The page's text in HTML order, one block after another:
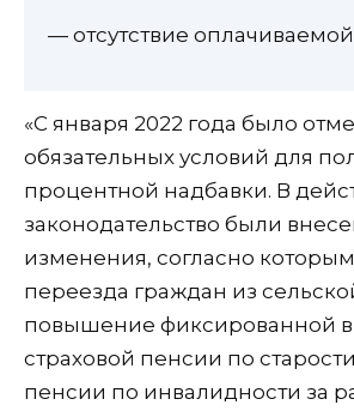
— отсутствие
«С января 2022 года было
обязательных условий для
процентной надбавки. В
законодательство были
изменения, согласно которым
переезда граждан из
повышение фиксированной
страховой пенсии по
пенсии по инвалидности за